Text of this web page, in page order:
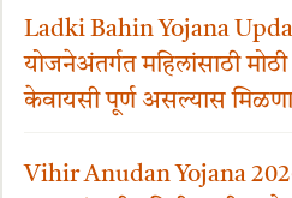
Ladki Bahin Yojana
योजनेअंतर्गत महिलांसाठी
केवायसी पूर्ण असल्यास
Vihir Anudan Yojana